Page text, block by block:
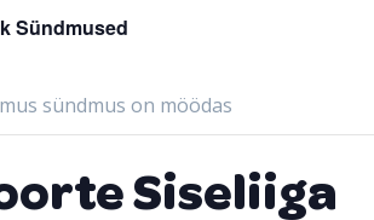
Sündmused
sündmus on möödas
Siseliiga